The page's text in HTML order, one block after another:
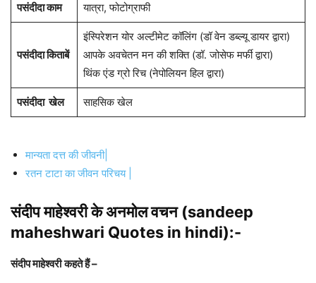
पसंदीदा काम यात्रा, फोटोग्राफी
पसंदीदा किताबें
इंस्पिरेशन योर अल्टीमेट कॉलिंग (डॉ वेन डब्ल्यू डायर द्वारा)
आपके अवचेतन मन की शक्ति (डॉ. जोसेफ मर्फी द्वारा)
थिंक एंड ग्रो रिच (नेपोलियन हिल द्वारा)
पसंदीदा खेल साहसिक खेल
मान्यता दत्त की जीवनी|
रतन टाटा का जीवन परिचय |
संदीप माहेश्वरी के अनमोल वचन (sandeep
maheshwari Quotes in hindi):-
संदीप माहेश्वरी कहते हैं –